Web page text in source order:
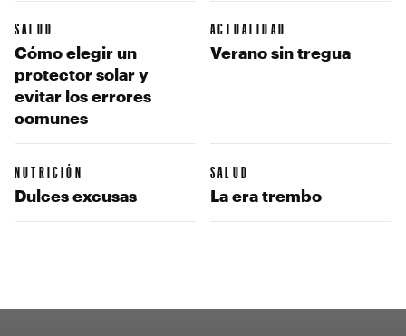
SALUD
Cómo elegir un
protector solar y
evitar los errores
comunes
ACTUALIDAD
Verano sin tregua
NUTRICIÓN
Dulces excusas
SALUD
La era trembo